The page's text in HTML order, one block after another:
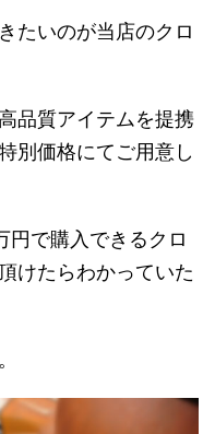
たいのが当店のクロ
品質アイテムを提携
別価格にてご用意し
円で購入できるクロ
けたらわかっていた